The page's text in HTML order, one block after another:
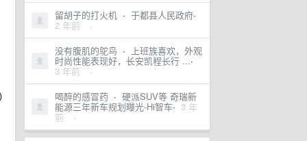
留胡子的打火机 · 于都县人民政府·
2 年前 ·
没有腹肌的鸵鸟 · 上班族喜欢，外观
时尚性能表现好，长安凯程长行 ...·
3 年前 ·
喝醉的感冒药 · 硬派SUV等 奇瑞新
能源三年新车规划曝光-Hi智车· 3 年
前 ·